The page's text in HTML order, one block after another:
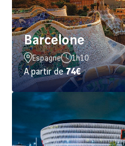
Barcelone
Espagne 1h10
A partir de74€